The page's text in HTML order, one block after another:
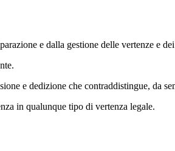
e dalla gestione delle vertenze e
e dedizione che contraddistingue, da
in qualunque tipo di vertenza legale.